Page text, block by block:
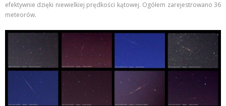
efektywnie dzięki niewielkiej prędkości kątowej. Ogółem zarejestrowano 36
meteorów.